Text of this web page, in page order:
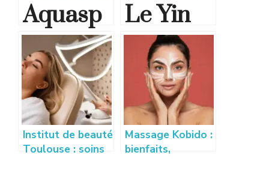
Aquasp
ot
Carvin :
Une
piscine
de rêve
Le Yin
Yoga :
une
pratique
idéale
pour se
Institut de beauté
Toulouse : soins
Massage Kobido :
bienfaits,